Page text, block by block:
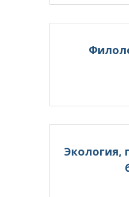
Экология,